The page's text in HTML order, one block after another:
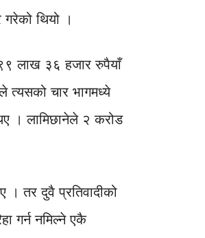
थियो ।
९९ लाख ३६ हजार रुपैयाँ
त्यसको चार भागमध्ये
। लामिछानेले २ करोड
। तर दुवै प्रतिवादीको
गर्न नमिल्ने एकै